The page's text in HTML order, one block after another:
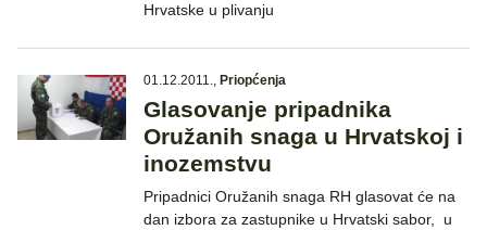
Hrvatske u plivanju
01.12.2011., Priopćenja
Glasovanje pripadnika
Oružanih snaga u Hrvatskoj i
inozemstvu
Pripadnici Oružanih snaga RH glasovat će na
dan izbora za zastupnike u Hrvatski sabor, u